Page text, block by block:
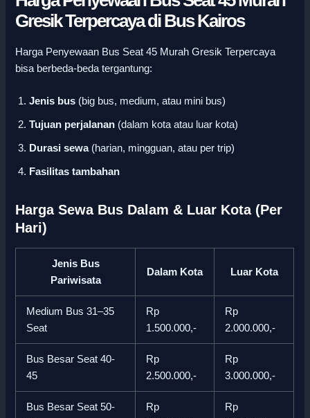
Gresik Terpercaya di Bus Kairos
Harga Penyewaan Bus Seat 45 Murah Gresik Terpercaya
bisa berbeda-beda tergantung:
Jenis bus (big bus, medium, atau mini bus)
Tujuan perjalanan (dalam kota atau luar kota)
Durasi sewa(harian, mingguan, atau per trip)
Fasilitas tambahan
Harga Sewa Bus Dalam & Luar Kota (Per
Hari)
Jenis Bus
Pariwisata
Dalam Kota Luar Kota
Medium Bus 31–35
Seat
Rp
1.500.000,-
Rp
2.000.000,-
Bus Besar Seat 40-
45
Rp
2.500.000,-
Rp
3.000.000,-
Bus Besar Seat 50-
Rp
Rp